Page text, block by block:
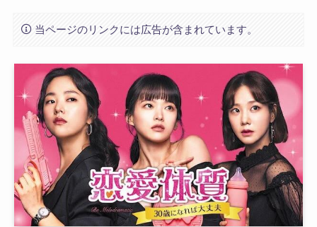
当ページのリンクには広告が含まれています。